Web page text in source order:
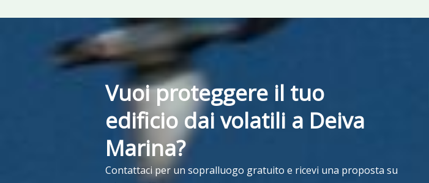
Vuoi proteggere il tuo
edificio dai volatili a Deiva
Marina?
Contattaci per un sopralluogo gratuito e ricevi una proposta su